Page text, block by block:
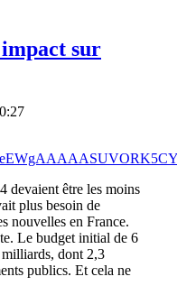
sur
devaient être les moins
plus besoin de
nouvelles en France.
Le budget initial de 6
dont 2,3
publics. Et cela ne